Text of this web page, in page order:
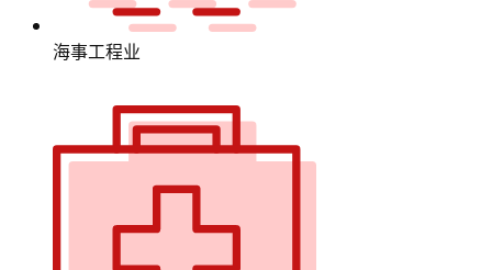
海事工程业